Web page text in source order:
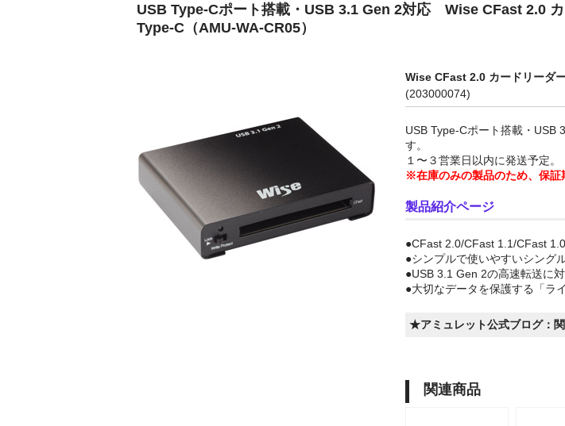
USB Type-Cポート搭載・USB 3.1 Gen 2対応 Wise CFast 2.0
Type-C（AMU-WA-CR05）
Wise CFast 2.0 カードリーダ
(203000074)
USB Type-Cポート搭載・USB
す。
１〜３営業日以内に発送予定。
※在庫のみの製品のため、保証
製品紹介ページ
●CFast 2.0/CFast 1.1/CFast
●シンプルで使いやすいシング
●USB 3.1 Gen 2の高速転送に対
●大切なデータを保護する「ラ
★アミュレット公式ブログ：
関連商品